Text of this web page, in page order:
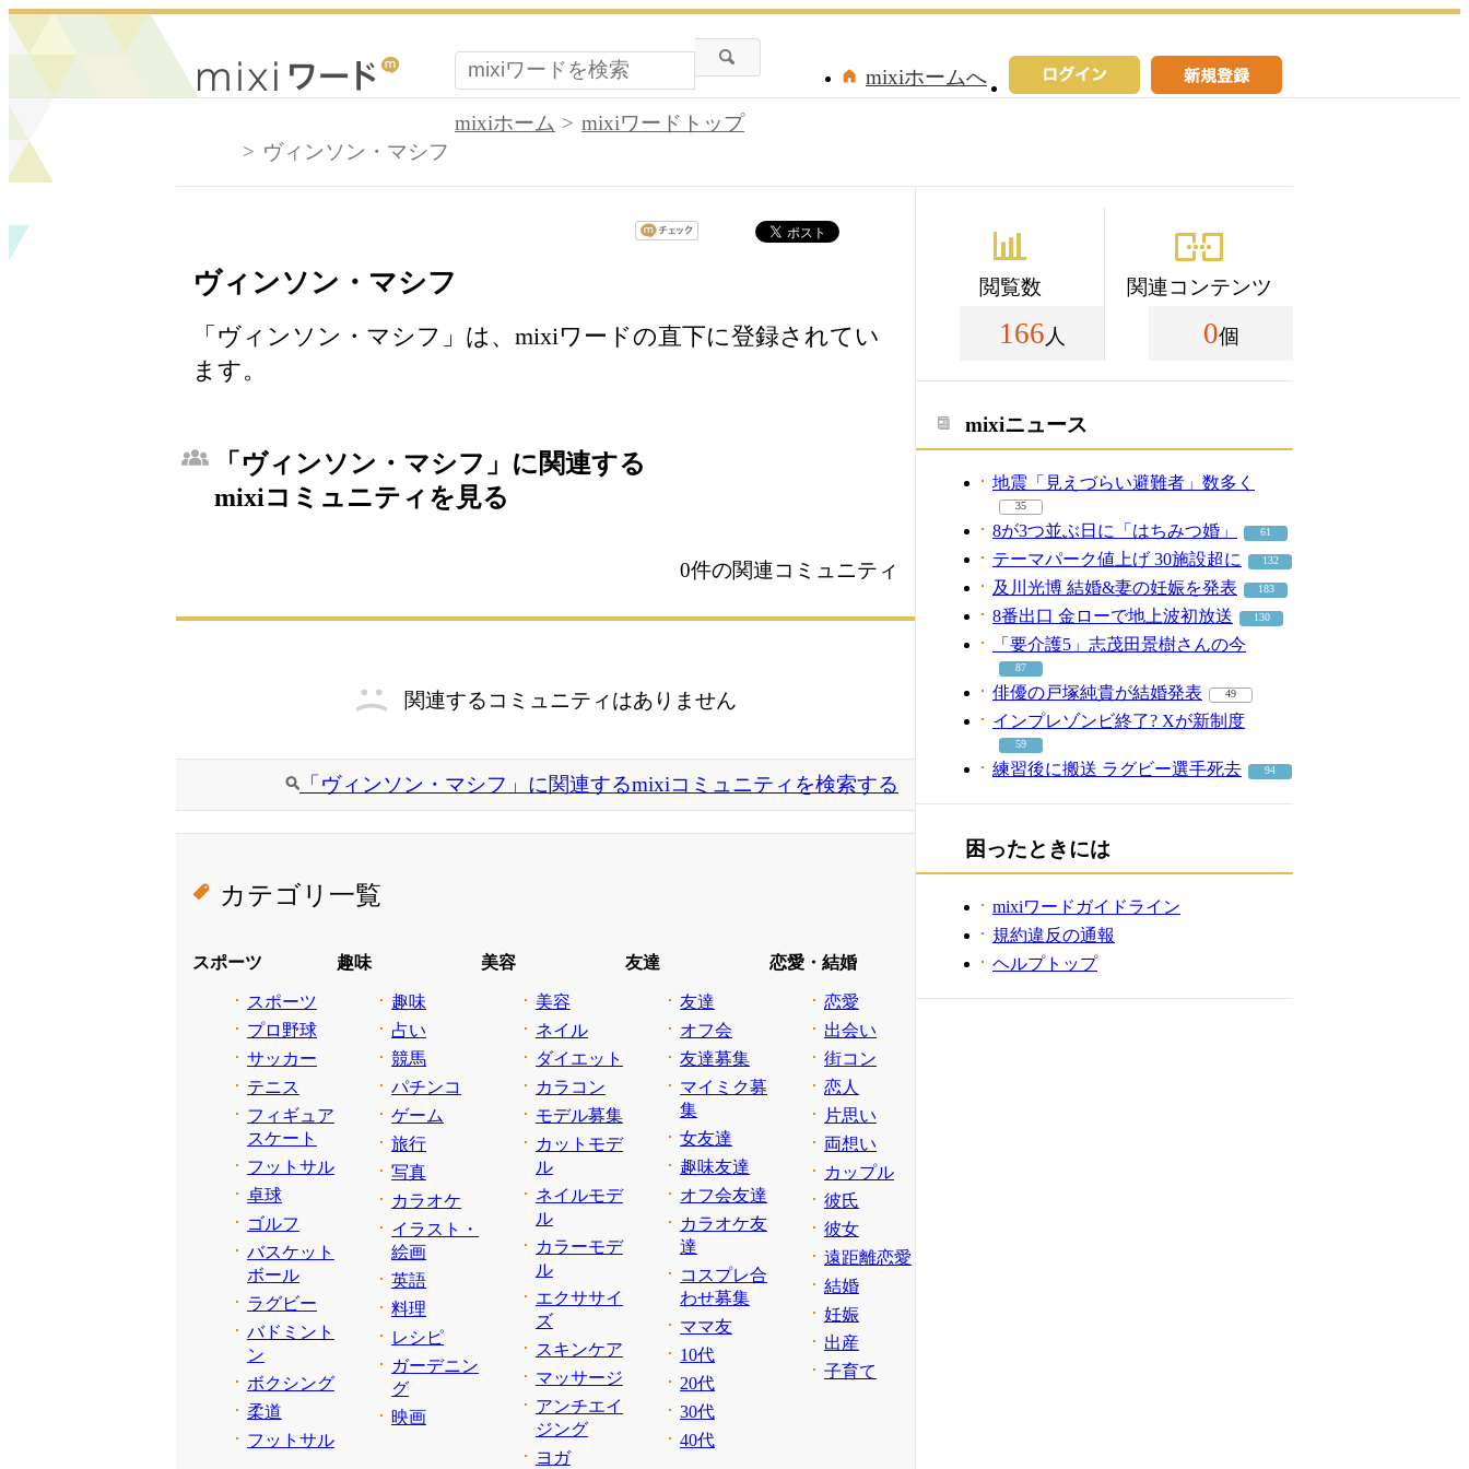
mixiホームへ
mixiホーム
mixiワードトップ
ヴィンソン・マシフ
ヴィンソン・マシフ
「ヴィンソン・マシフ」は、mixiワードの直下に登録されてい
ます。
「ヴィンソン・マシフ」に関連する
mixiコミュニティを見る
0件の関連コミュニティ
関連するコミュニティはありません
「ヴィンソン・マシフ」に関連するmixiコミュニティを検索する
カテゴリ一覧
スポーツ
スポーツ
プロ野球
サッカー
テニス
フィギュア
スケート
フットサル
卓球
ゴルフ
バスケット
ボール
ラグビー
バドミント
ン
ボクシング
柔道
フットサル
趣味
趣味
占い
競馬
パチンコ
ゲーム
旅行
写真
カラオケ
イラスト・
絵画
英語
料理
レシピ
ガーデニン
グ
映画
美容
美容
ネイル
ダイエット
カラコン
モデル募集
カットモデ
ル
ネイルモデ
ル
カラーモデ
ル
エクササイ
ズ
スキンケア
マッサージ
アンチエイ
ジング
ヨガ
友達
友達
オフ会
友達募集
マイミク募
集
女友達
趣味友達
オフ会友達
カラオケ友
達
コスプレ合
わせ募集
ママ友
10代
20代
30代
40代
恋愛・結婚
恋愛
出会い
街コン
恋人
片思い
両想い
カップル
彼氏
彼女
遠距離恋愛
結婚
妊娠
出産
子育て
閲覧数
166 人
関連コンテンツ
0個
mixiニュース
地震「見えづらい避難者」数多く
35
8が3つ並ぶ日に「はちみつ婚」 61
テーマパーク値上げ 30施設超に 132
及川光博 結婚&妻の妊娠を発表 183
8番出口 金ローで地上波初放送 130
「要介護5」志茂田景樹さんの今
87
俳優の戸塚純貴が結婚発表 49
インプレゾンビ終了? Xが新制度
59
練習後に搬送 ラグビー選手死去 94
困ったときには
mixiワードガイドライン
規約違反の通報
ヘルプトップ